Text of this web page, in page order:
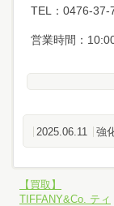
TEL：0476-37-
営業時間：
2025.06.11 強
【買取】
TIFFANY&Co. ティ